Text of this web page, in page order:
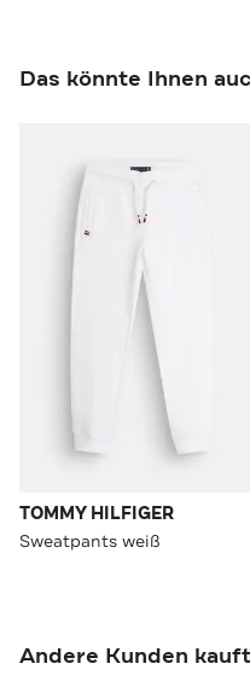
Das könnte Ihnen
TOMMY HILFIGER
Sweatpants weiß
Andere Kunden